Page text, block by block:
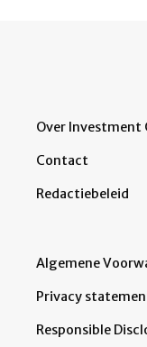
Over Investment
Contact
Redactiebeleid
Algemene
Privacy
Responsible